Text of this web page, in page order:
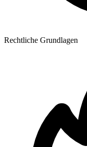
Rechtliche Grundlagen